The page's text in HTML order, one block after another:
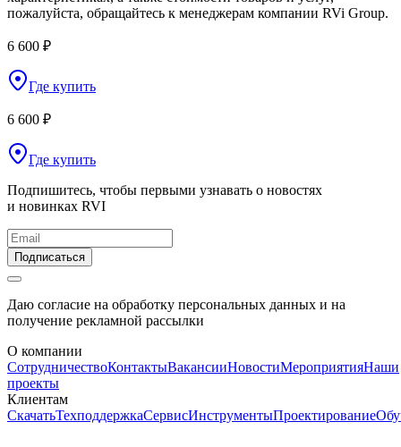
пожалуйста, обращайтесь к менеджерам компании RVi Group.
6 600 ₽
Где купить
6 600 ₽
Где купить
Подпишитесь, чтобы первыми узнавать о новостях
и новинках RVI
Подписаться
Даю согласие на обработку персональных данных и на
получение рекламной рассылки
О компании
СотрудничествоКонтактыВакансииНовостиМероприятияНаши
проекты
Клиентам
СкачатьТехподдержкаСервисИнструментыПроектирование